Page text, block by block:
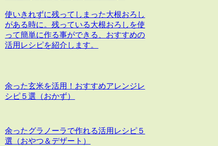
使いきれずに残ってしまった大根おろし
がある時に。残っている大根おろしを使
って簡単に作る事ができる、おすすめの
活用レシピを紹介します。
余った玄米を活用！おすすめアレンジレ
シピ５選（おかず）
余ったグラノーラで作れる活用レシピ５
選（おやつ＆デザート）